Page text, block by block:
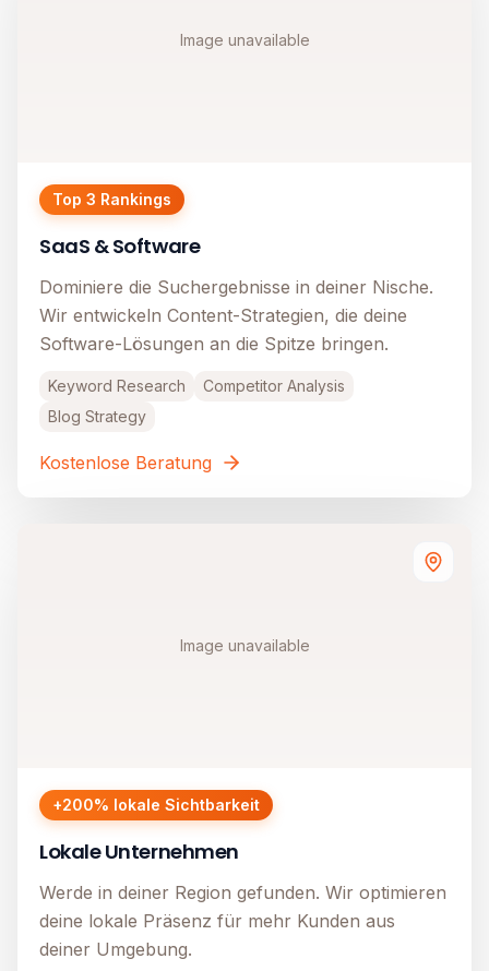
Image unavailable
Top 3 Rankings
SaaS & Software
Dominiere die Suchergebnisse in deiner Nische.
Wir entwickeln Content-Strategien, die deine
Software-Lösungen an die Spitze bringen.
Keyword Research
Competitor Analysis
Blog Strategy
Kostenlose Beratung
Image unavailable
+200% lokale Sichtbarkeit
Lokale Unternehmen
Werde in deiner Region gefunden. Wir optimieren
deine lokale Präsenz für mehr Kunden aus
deiner Umgebung.